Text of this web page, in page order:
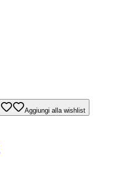
Aggiungi alla wishlist